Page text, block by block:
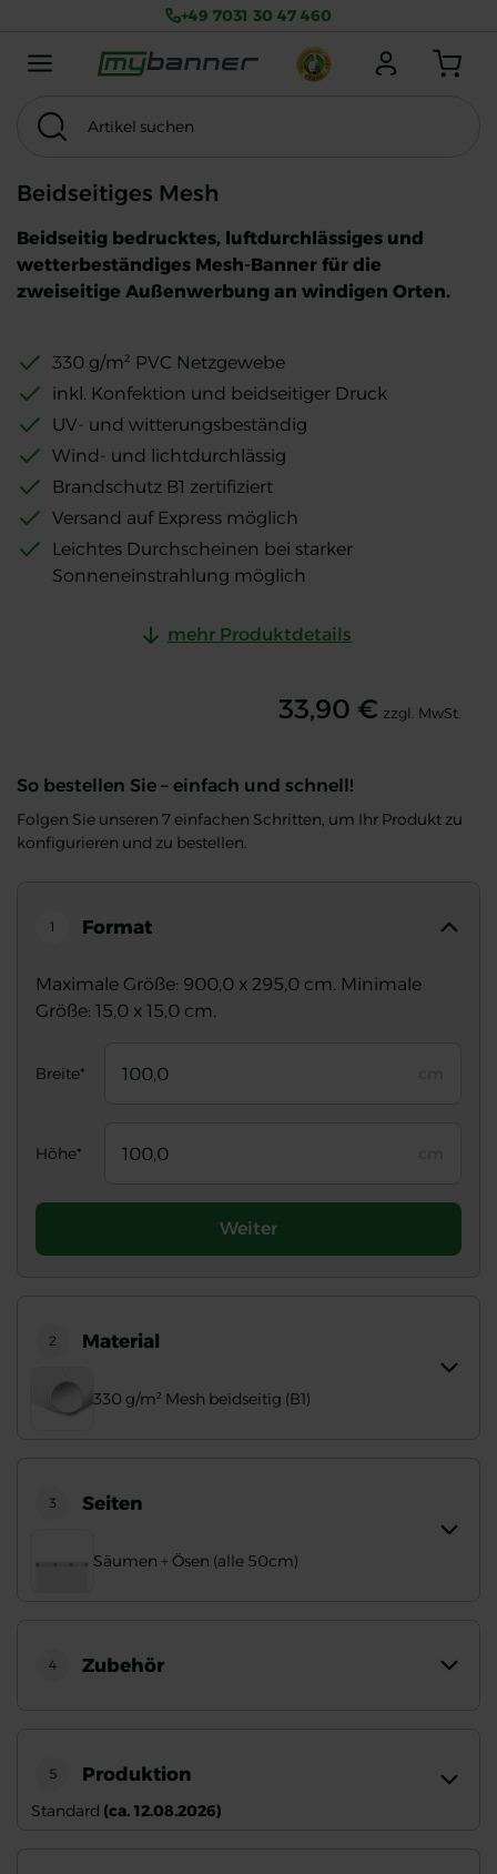
+49 7031 30 47 460
Anmelden Warenkorb
Menu mobile
MwSt. exkl.
Thema
Beidseitiges Mesh
Beidseitig bedrucktes, luftdurchlässiges und
wetterbeständiges Mesh-Banner für die
zweiseitige Außenwerbung an windigen Orten.
330 g/m² PVC Netzgewebe
inkl. Konfektion und beidseitiger Druck
UV- und witterungsbeständig
Wind- und lichtdurchlässig
Brandschutz B1 zertifiziert
Versand auf Express möglich
Leichtes Durchscheinen bei starker
Sonneneinstrahlung möglich
mehr Produktdetails
33,90 € zzgl. MwSt.
So bestellen Sie – einfach und schnell!
Folgen Sie unseren 7 einfachen Schritten, um Ihr Produkt zu
konfigurieren und zu bestellen.
1 Format
Maximale Größe: 900,0 x 295,0 cm. Minimale
Größe: 15,0 x 15,0 cm.
Breite*
Höhe*
Weiter
2 Material
330 g/m² Mesh beidseitig (B1)
3 Seiten
Säumen + Ösen (alle 50cm)
4 Zubehör
5 Produktion
Standard (ca. 12.08.2026)